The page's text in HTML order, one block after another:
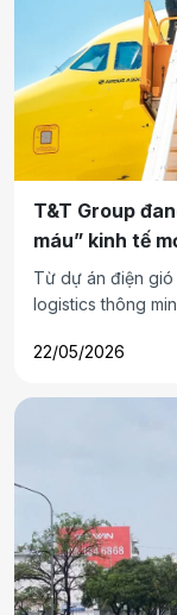
T&T Group
máu” kinh tế
Từ dự án điện gió
logistics thông
Hiển đang dần
mới – nơi năng
xuyên biên giới
22/05/2026